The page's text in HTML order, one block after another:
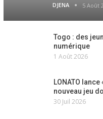
DJENA 5 Août
Togo : des
numérique
1 Août 2026
LONATO lance
nouveau jeu
30 Juil 2026